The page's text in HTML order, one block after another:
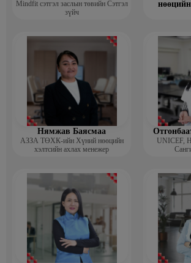
Mindfit сэтгэл заслын төвийн Сэтгэл
зүйч
Нямжав Баясмаа
АЗЗА ТӨХК-ийн Хүний нөөцийн
хэлтсийн ахлах менежер
UNIСЕF,